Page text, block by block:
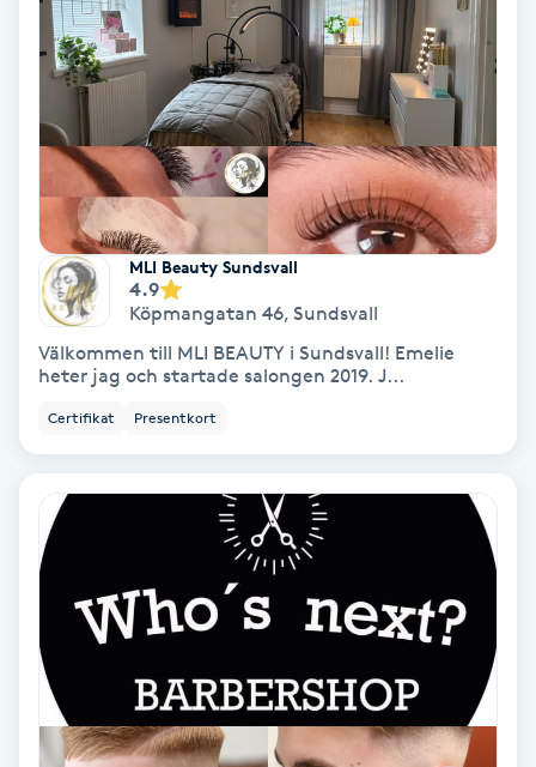
Huduppstramning
Hudvård
Hyaluronsyra
Hyperhidros
Hypnos
Hårborttagning
Hårbottenbehandling
Hårvård
Hälsprickor
MLI Beauty Sundsvall
4.9
Köpmangatan 46, Sundsvall
Välkommen till MLI BEAUTY i Sundsvall! Emelie
heter jag och startade salongen 2019. J...
Certifikat Presentkort